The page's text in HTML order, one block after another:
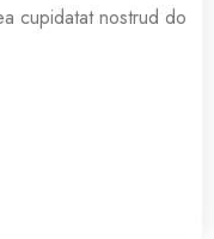
cupidatat nostrud do